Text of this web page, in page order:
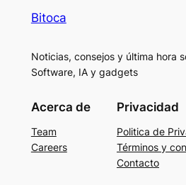
Bitoca
Noticias, consejos y última hora
Software, IA y gadgets
Acerca de
Team
Careers
Privacidad
Politica de
Términos y
Contacto